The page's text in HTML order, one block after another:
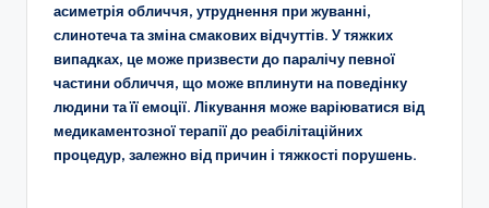
асиметрія обличчя, утруднення при жуванні,
слинотеча та зміна смакових відчуттів. У тяжких
випадках, це може призвести до паралічу певної
частини обличчя, що може вплинути на поведінку
людини та її емоції. Лікування може варіюватися від
медикаментозної терапії до реабілітаційних
процедур, залежно від причин і тяжкості порушень.